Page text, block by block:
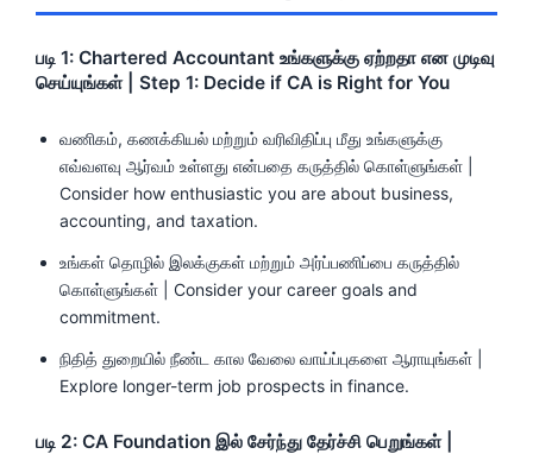
படி 1: Chartered Accountant உங்களுக்கு ஏற்றதா என முடிவு
செய்யுங்கள் | Step 1: Decide if CA is Right for You
வணிகம், கணக்கியல் மற்றும் வரிவிதிப்பு மீது உங்களுக்கு
எவ்வளவு ஆர்வம் உள்ளது என்பதை கருத்தில் கொள்ளுங்கள் |
Consider how enthusiastic you are about business,
accounting, and taxation.
உங்கள் தொழில் இலக்குகள் மற்றும் அர்ப்பணிப்பை கருத்தில்
கொள்ளுங்கள் | Consider your career goals and
commitment.
நிதித் துறையில் நீண்ட கால வேலை வாய்ப்புகளை ஆராயுங்கள் |
Explore longer-term job prospects in finance.
படி 2: CA Foundation இல் சேர்ந்து தேர்ச்சி பெறுங்கள் |